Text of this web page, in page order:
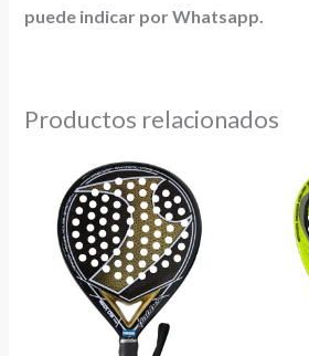
puede indicar por Whatsapp.
Productos relacionados